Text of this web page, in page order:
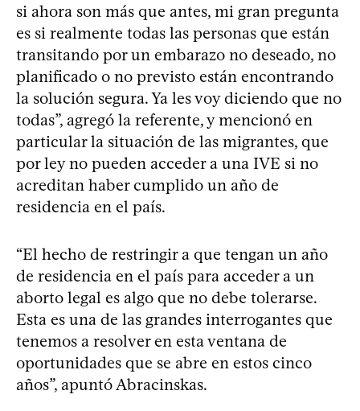
si ahora son más que antes, mi gran pregunta
es si realmente todas las personas que están
transitando por un embarazo no deseado, no
planificado o no previsto están encontrando
la solución segura. Ya les voy diciendo que no
todas”, agregó la referente, y mencionó en
particular la situación de las migrantes, que
por ley no pueden acceder a una IVE si no
acreditan haber cumplido un año de
residencia en el país.
“El hecho de restringir a que tengan un año
de residencia en el país para acceder a un
aborto legal es algo que no debe tolerarse.
Esta es una de las grandes interrogantes que
tenemos a resolver en esta ventana de
oportunidades que se abre en estos cinco
años”, apuntó Abracinskas.